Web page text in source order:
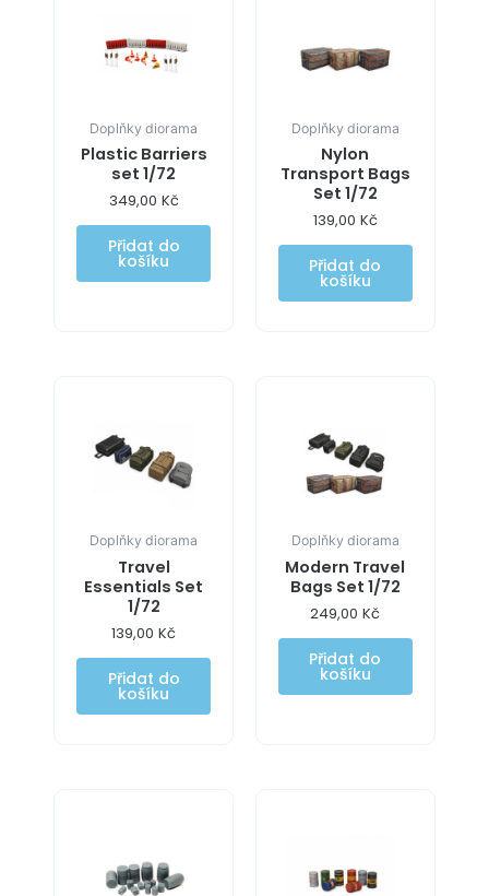
Doplňky diorama
Plastic Barriers
set 1/72
349,00 Kč
Přidat do
košíku
Doplňky diorama
Nylon
Transport Bags
Set 1/72
139,00 Kč
Přidat do
košíku
Doplňky diorama
Travel
Essentials Set
1/72
139,00Kč
Přidat do
košíku
Doplňky diorama
Modern Travel
Bags Set 1/72
249,00Kč
Přidat do
košíku